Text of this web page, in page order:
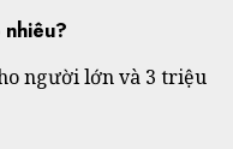
người lớn và 3 triệu